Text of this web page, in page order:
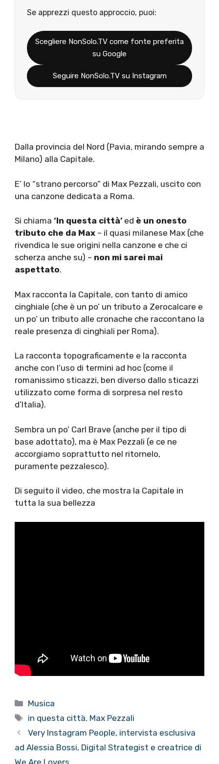
Se apprezzi questo approccio, puoi:
Scegliere NonSolo.TV come fonte preferita
su Google
Seguire NonSolo.TV su Instagram
Dalla provincia del Nord (Pavia, mirando sempre a
Milano) alla Capitale.
E’ lo “strano percorso” di Max Pezzali, uscito con
una canzone dedicata a Roma.
Si chiama ‘In questa città’ ed è un onesto
tributo che da Max – il quasi milanese Max (che
rivendica le sue origini nella canzone e che ci
scherza anche su) – non mi sarei mai
aspettato.
Max racconta la Capitale, con tanto di amico
cinghiale (che è un po’ un tributo a Zerocalcare e
un po’ un tributo alle cronache che raccontano la
reale presenza di cinghiali per Roma).
La racconta topograficamente e la racconta
anche con l’uso di termini ad hoc (come il
romanissimo sticazzi, ben diverso dallo sticazzi
utilizzato come forma di sorpresa nel resto
d’Italia).
Sembra un po’ Carl Brave (anche per il tipo di
base adottato), ma è Max Pezzali (e ce ne
accorgiamo soprattutto nel ritornelo,
puramente pezzalesco).
Di seguito il video, che mostra la Capitale in
tutta la sua bellezza
Categorie
Musica
Tag
in questa città, Max Pezzali
Very Instagram People, intervista esclusiva
ad Alessia Bossi, Digital Strategist e creatrice di
We Are Lovers